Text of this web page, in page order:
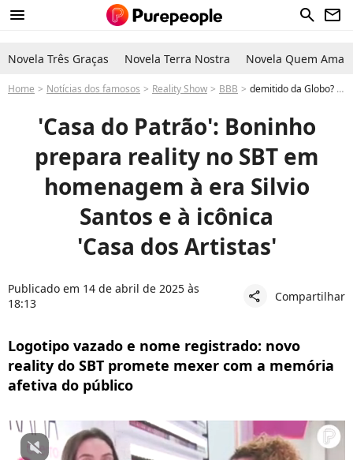
menu search newsletter
Novela Três Graças Novela Terra Nostra Novela Quem Ama
Home Notícias dos famosos Reality Show BBB demitido da Globo? Boninho prepara reality no SBT em homenagem à era Silvio Santos e à icônica 'Casa dos Artistas': 'Casa do Patrão'
'Casa do Patrão': Boninho
prepara reality no SBT em
homenagem à era Silvio
Santos e à icônica
'Casa dos Artistas'
Publicado em 14 de abril de 2025 às
18:13
share Compartilhar
Logotipo vazado e nome registrado: novo
reality do SBT promete mexer com a memória
afetiva do público